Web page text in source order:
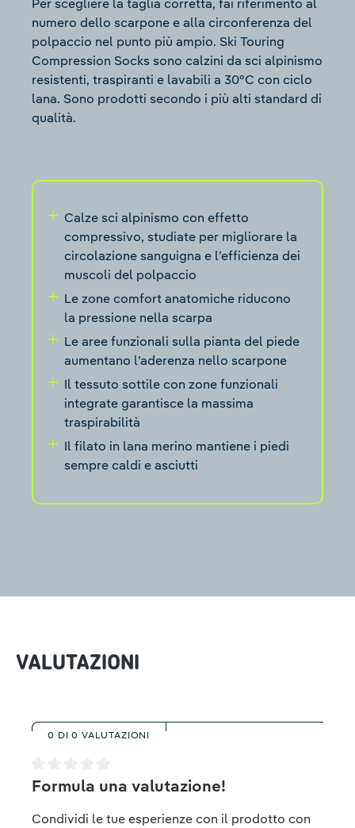
Per scegliere la taglia corretta, fai riferimento al
numero dello scarpone e alla circonferenza del
polpaccio nel punto più ampio. Ski Touring
Compression Socks sono calzini da sci alpinismo
resistenti, traspiranti e lavabili a 30°C con ciclo
lana. Sono prodotti secondo i più alti standard di
qualità.
Calze sci alpinismo con effetto
compressivo, studiate per migliorare la
circolazione sanguigna e l’efficienza dei
muscoli del polpaccio
Le zone comfort anatomiche riducono
la pressione nella scarpa
Le aree funzionali sulla pianta del piede
aumentano l’aderenza nello scarpone
Il tessuto sottile con zone funzionali
integrate garantisce la massima
traspirabilità
Il filato in lana merino mantiene i piedi
sempre caldi e asciutti
VALUTAZIONI
0 DI 0 VALUTAZIONI
Valutazione media di 0 su 5 stelle
Formula una valutazione!
Condividi le tue esperienze con il prodotto con